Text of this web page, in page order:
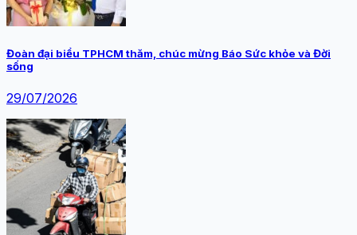
Đoàn đại biểu TPHCM thăm, chúc mừng Báo Sức khỏe và Đời
sống
29/07/2026